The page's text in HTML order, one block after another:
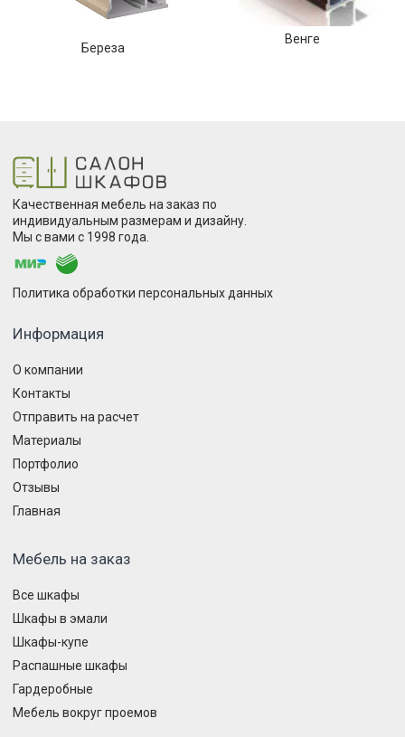
Береза
Венге
Качественная мебель на заказ по
индивидуальным размерам и дизайну.
Мы с вами с 1998 года.
Политика обработки персональных данных
Информация
О компании
Контакты
Отправить на расчет
Материалы
Портфолио
Отзывы
Главная
Мебель на заказ
Все шкафы
Шкафы в эмали
Шкафы-купе
Распашные шкафы
Гардеробные
Мебель вокруг проемов